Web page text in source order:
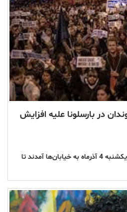
در بارسلونا علیه افزایش
ده‌ها هزار نفر در بارسلونا روز یکشنبه 4 آذرماه به خیابان‌ها آمدند تا